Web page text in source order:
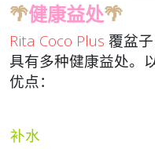
🌴健康益处🌴
Rita Coco Plus 覆盆
具有多种健康益处。
优点 ：
补水